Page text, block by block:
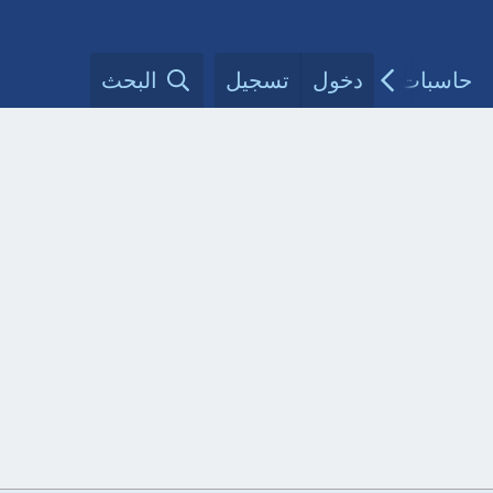
حاسبات طبية مقالات الأطباءدخول تسجيل البحث